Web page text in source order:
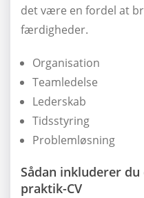
det være en fordel at
færdigheder.
Organisation
Teamledelse
Lederskab
Tidsstyring
Problemløsning
Sådan inkluderer
praktik-CV